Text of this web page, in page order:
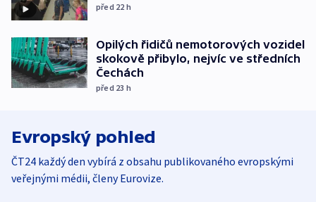
před 22 h
Opilých řidičů nemotorových vozidel
skokově přibylo, nejvíc ve středních
Čechách
před 23 h
Evropský pohled
ČT24 každý den vybírá z obsahu publikovaného evropskými
veřejnými médii, členy Eurovize.